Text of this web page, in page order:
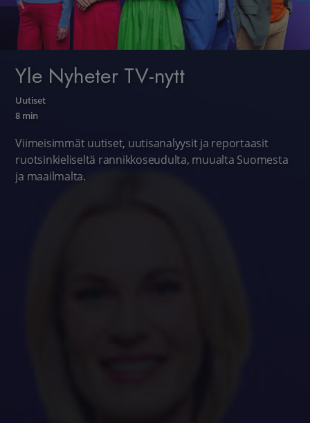
Yle Nyheter TV-nytt
Uutiset
8 min
Viimeisimmät uutiset, uutisanalyysit ja reportaasit
ruotsinkieliseltä rannikkoseudulta, muualta Suomesta
ja maailmalta.